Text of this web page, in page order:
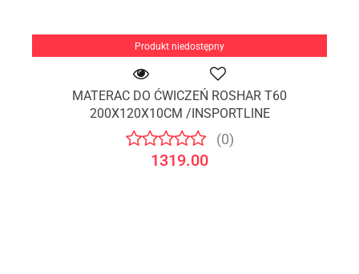
Produkt niedostępny
MATERAC DO ĆWICZEŃ ROSHAR T60
200X120X10CM /INSPORTLINE
(0)
1319.00